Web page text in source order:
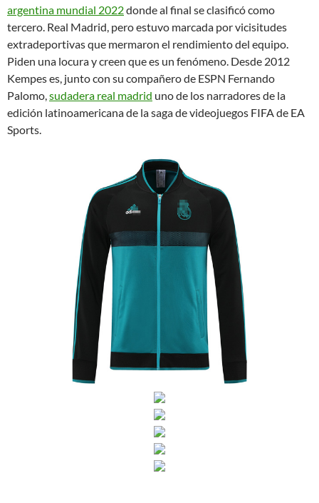
argentina mundial 2022donde al final se clasificó como
tercero. Real Madrid, pero estuvo marcada por vicisitudes
extradeportivas que mermaron el rendimiento del equipo.
Piden una locura y creen que es un fenómeno. Desde 2012
Kempes es, junto con su compañero de ESPN Fernando
Palomo,sudadera real madrid uno de los narradores de la
edición latinoamericana de la saga de videojuegos FIFA de EA
Sports.